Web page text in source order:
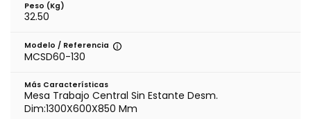
Peso (kg)
32.50
Modelo / Referencia
MCSD60-130
Más Características
Mesa Trabajo Central Sin Estante Desm.
Dim:1300X600X850 Mm